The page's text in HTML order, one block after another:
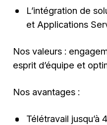
L’intégration de
et Applications
Nos valeurs :
esprit d’équipe et
Nos avantages :
Télétravail jusqu’à